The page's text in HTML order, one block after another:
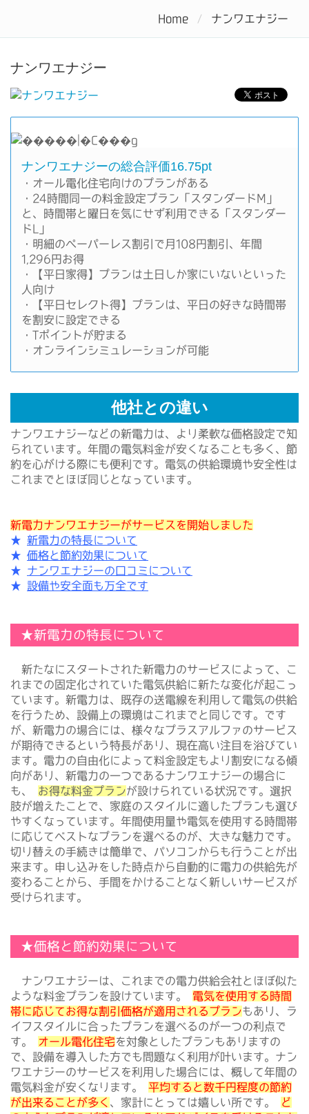
電力自由化で電気料金をお得にするなら電力会社を比較しよう
Home ナンワエナジー
ナンワエナジー
ナンワエナジーの総合評価16.75pt
・オール電化住宅向けのプランがある
・24時間同一の料金設定プラン「スタンダードM」
と、時間帯と曜日を気にせず利用できる「スタンダー
ドL」
・明細のペーパーレス割引で月108円割引、年間
1,296円お得
・【平日家得】プランは土日しか家にいないといった
人向け
・【平日セレクト得】プランは、平日の好きな時間帯
を割安に設定できる
・Tポイントが貯まる
・オンラインシミュレーションが可能
他社との違い
ナンワエナジーなどの新電力は、より柔軟な価格設定で知
られています。年間の電気料金が安くなることも多く、節
約を心がける際にも便利です。電気の供給環境や安全性は
これまでとほぼ同じとなっています。
新電力ナンワエナジーがサービスを開始しました
★ 新電力の特長について
★ 価格と節約効果について
★ ナンワエナジーの口コミについて
★ 設備や安全面も万全です
★新電力の特長について
新たなにスタートされた新電力のサービスによって、こ
れまでの固定化されていた電気供給に新たな変化が起こっ
ています。新電力は、既存の送電線を利用して電気の供給
を行うため、設備上の環境はこれまでと同じです。です
が、新電力の場合には、様々なプラスアルファのサービス
が期待できるという特長があり、現在高い注目を浴びてい
ます。電力の自由化によって料金設定もより割安になる傾
向があり、新電力の一つであるナンワエナジーの場合に
も、 お得な料金プランが設けられている状況です。選択
肢が増えたことで、家庭のスタイルに適したプランも選び
やすくなっています。年間使用量や電気を使用する時間帯
に応じてベストなプランを選べるのが、大きな魅力です。
切り替えの手続きは簡単で、パソコンからも行うことが出
来ます。申し込みをした時点から自動的に電力の供給先が
変わることから、手間をかけることなく新しいサービスが
受けられます。
★価格と節約効果について
ナンワエナジーは、これまでの電力供給会社とほぼ似た
ような料金プランを設けています。 電気を使用する時間
帯に応じてお得な割引価格が適用されるプランもあり、ラ
イフスタイルに合ったプランを選べるのが一つの利点で
す。
オール電化住宅を対象としたプランもありますの
で、設備を導入した方でも問題なく利用が叶います。ナン
ワエナジーのサービスを利用した場合には、概して年間の
電気料金が安くなります。 平均すると数千円程度の節約
が出来ることが多く 、家計にとっては嬉しい所です。
ど